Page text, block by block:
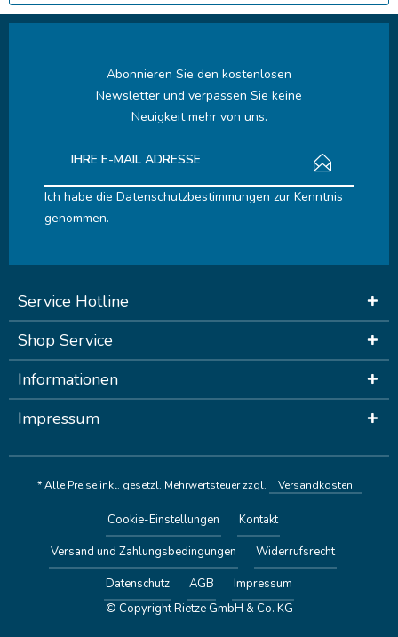
Abonnieren Sie den kostenlosen
Newsletter und verpassen Sie keine
Neuigkeit mehr von uns.
Ich habe die Datenschutzbestimmungen zur Kenntnis
genommen.
Service Hotline
Shop Service
Informationen
Impressum
* Alle Preise inkl. gesetzl. Mehrwertsteuer zzgl. Versandkosten
Cookie-Einstellungen
Kontakt
Versand und Zahlungsbedingungen
Widerrufsrecht
Datenschutz
AGB
Impressum
© Copyright Rietze GmbH & Co. KG